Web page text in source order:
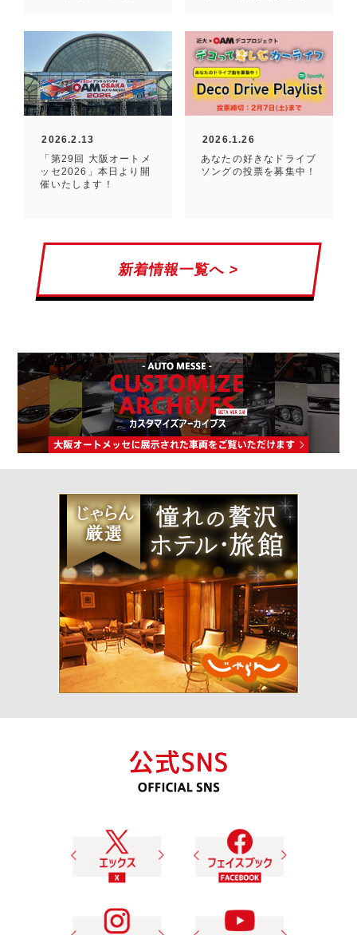
2026.2.13
「第29回 大阪オートメ
ッセ2026」本日より開
催いたします！
2026.1.26
あなたの好きなドライブ
ソングの投票を募集中！
新着情報一覧へ >